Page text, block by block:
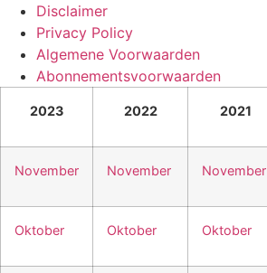
Disclaimer
Privacy Policy
Algemene Voorwaarden
Abonnementsvoorwaarden
2023 2022 2021
November November November
Oktober Oktober Oktober